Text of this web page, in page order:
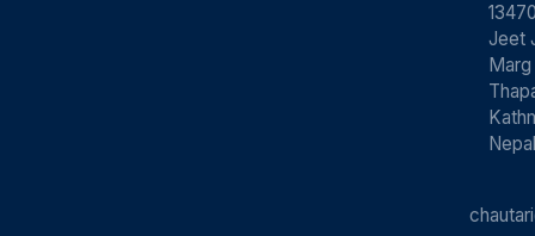
Jeet
Marg
Nepal